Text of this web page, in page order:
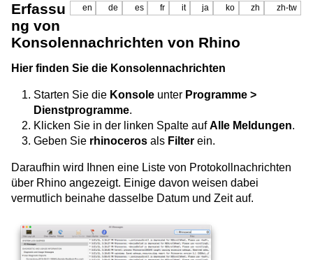
en de es fr it ja ko zh zh-tw
Erfassu
ng von
Konsolennachrichten von Rhino
Hier finden Sie die Konsolennachrichten
Starten Sie die Konsole unter Programme >
Dienstprogramme.
Klicken Sie in der linken Spalte aufAlle Meldungen.
Geben Sie rhinoceros als Filter ein.
Daraufhin wird Ihnen eine Liste von Protokollnachrichten
über Rhino angezeigt. Einige davon weisen dabei
vermutlich beinahe dasselbe Datum und Zeit auf.